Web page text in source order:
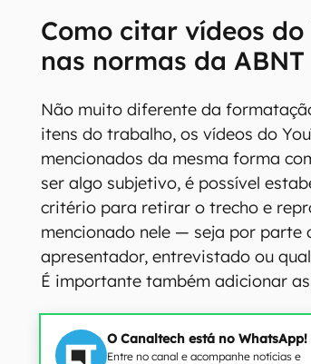
Como citar vídeos do
nas normas da ABNT
Não muito diferente da
itens do trabalho, os vídeos do
mencionados da mesma forma
ser algo subjetivo, é possível
critério para retirar o trecho e
mencionado nele — seja por parte
apresentador, entrevistado ou
É importante também adicionar
O Canaltech está no WhatsApp!
Entre no canal e acompanhe notícias e